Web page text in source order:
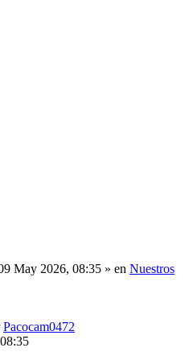
May 2026, 08:35 » en Nuestros
Pacocam0472